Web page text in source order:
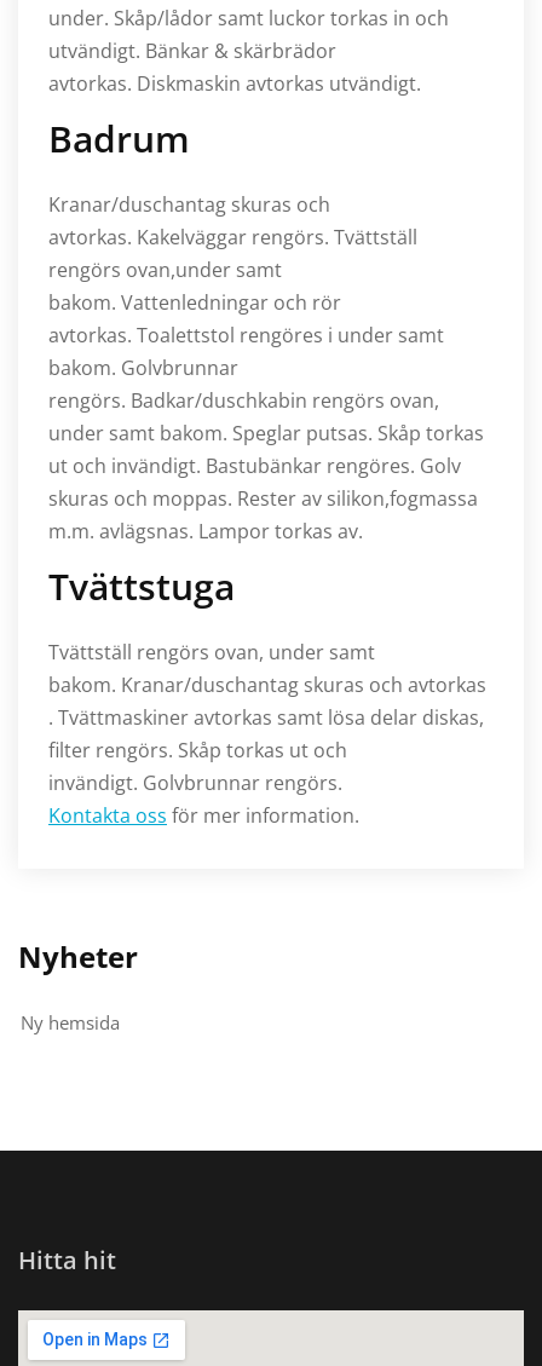
under. Skåp/lådor samt luckor torkas in och
utvändigt. Bänkar & skärbrädor
avtorkas. Diskmaskin avtorkas utvändigt.
Badrum
Kranar/duschantag skuras och
avtorkas. Kakelväggar rengörs. Tvättställ
rengörs ovan,under samt
bakom. Vattenledningar och rör
avtorkas. Toalettstol rengöres i under samt
bakom. Golvbrunnar
rengörs. Badkar/duschkabin rengörs ovan,
under samt bakom. Speglar putsas. Skåp torkas
ut och invändigt. Bastubänkar rengöres. Golv
skuras och moppas. Rester av silikon,fogmassa
m.m. avlägsnas. Lampor torkas av.
Tvättstuga
Tvättställ rengörs ovan, under samt
bakom. Kranar/duschantag skuras och avtorkas
. Tvättmaskiner avtorkas samt lösa delar diskas,
filter rengörs. Skåp torkas ut och
invändigt. Golvbrunnar rengörs.
Kontakta oss för mer information.
Nyheter
Ny hemsida
Hitta hit